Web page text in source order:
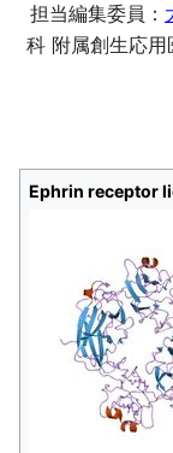
担当編集委員：
科 附属創生応
Ephrin receptor